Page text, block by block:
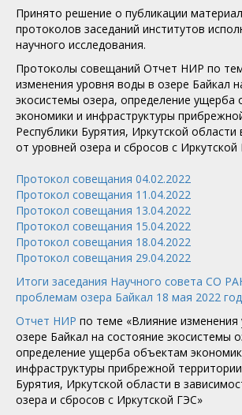
Принято решение о публикации
протоколов заседаний институтов
научного исследования.
Протоколы совещаний Отчет НИР по
изменения уровня воды в озере Байкал
экосистемы озера, определение ущерба
экономики и инфраструктуры
Республики Бурятия, Иркутской области
от уровней озера и сбросов с Иркутской
Протокол совещания 04.02.2022
Протокол совещания 11.04.2022
Протокол совещания 13.04.2022
Протокол совещания 15.04.2022
Протокол совещания 18.04.2022
Протокол совещания 29.04.2022
Итоги заседания Научного совета СО
проблемам озера Байкал 18 мая 2022
Отчет НИР по теме «Влияние изменения
озере Байкал на состояние экосистемы
определение ущерба объектам
инфраструктуры прибрежной
Бурятия, Иркутской области в
озера и сбросов с Иркутской ГЭС»